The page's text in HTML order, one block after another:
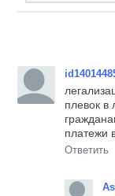
плевок в
платежи
Ответить